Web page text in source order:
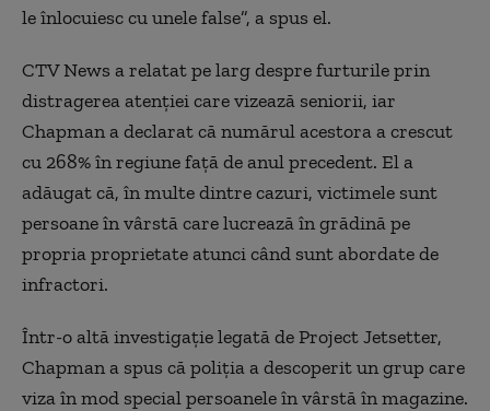
le înlocuiesc cu unele false”, a spus el.
CTV News a relatat pe larg despre furturile prin
distragerea atenţiei care vizează seniorii, iar
Chapman a declarat că numărul acestora a crescut
cu 268% în regiune faţă de anul precedent. El a
adăugat că, în multe dintre cazuri, victimele sunt
persoane în vârstă care lucrează în grădină pe
propria proprietate atunci când sunt abordate de
infractori.
Într-o altă investigaţie legată de Project Jetsetter,
Chapman a spus că poliţia a descoperit un grup care
viza în mod special persoanele în vârstă în magazine.